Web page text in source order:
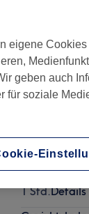
20 Min.
1 Std.
eigene
geben auch
für soziale